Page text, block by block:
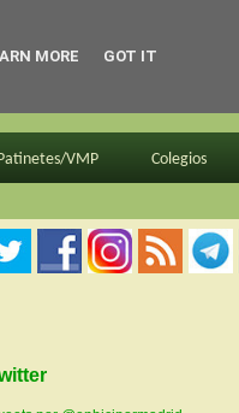
VMP Colegios
MORE GOT IT